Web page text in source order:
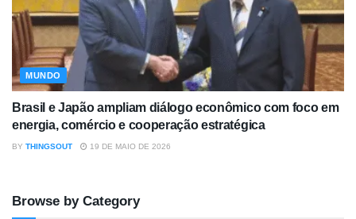
MUNDO
Brasil e Japão ampliam diálogo econômico com foco em
energia, comércio e cooperação estratégica
BY THINGSOUT 19 DE MAIO DE 2026
Browse by Category